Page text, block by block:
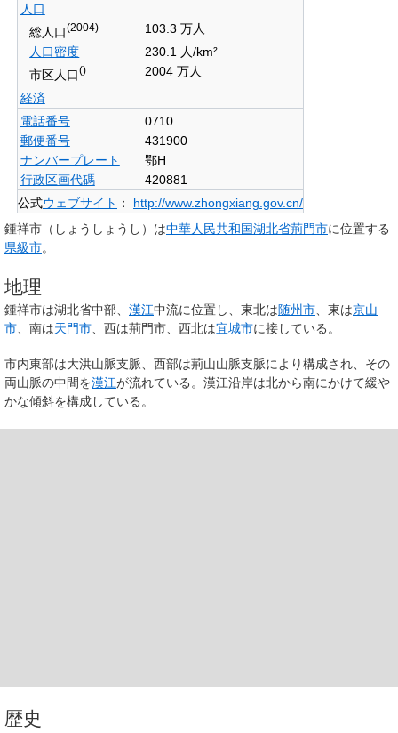
人口
総人口(2004)
103.3 万人
人口密度
230.1 人/km²
市区人口()
2004 万人
経済
電話番号
0710
郵便番号
431900
ナンバープレート
鄂H
行政区画代碼
420881
公式ウェブサイト ：
http://www.zhongxiang.gov.cn/
鍾祥市 （しょうしょうし）は中華人民共和国湖北省荊門市に位置する
県級市。
地理
鍾祥市は湖北省中部、 漢江中流に位置し、東北は随州市、東は京山
市、南は天門市、西は荊門市、西北は宜城市に接している。
市内東部は大洪山脈支脈、西部は荊山山脈支脈により構成され、その
両山脈の中間を漢江が流れている。漢江沿岸は北から南にかけて緩や
かな傾斜を構成している。
歴史